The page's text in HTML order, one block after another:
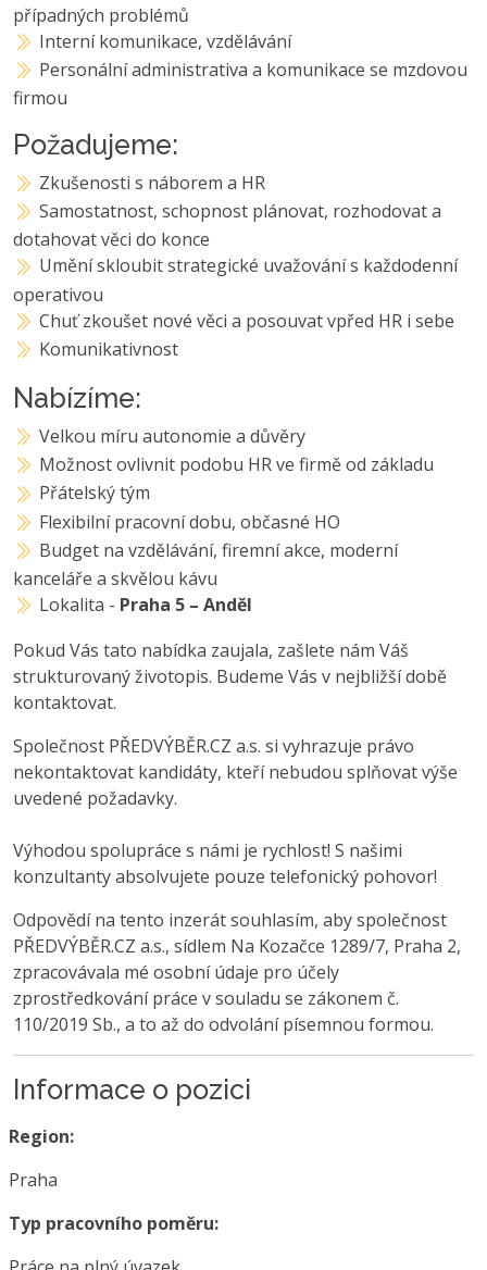
případných problémů
Interní komunikace, vzdělávání
Personální administrativa a komunikace se mzdovou
firmou
Požadujeme:
Zkušenosti s náborem a HR
Samostatnost, schopnost plánovat, rozhodovat a
dotahovat věci do konce
Umění skloubit strategické uvažování s každodenní
operativou
Chuť zkoušet nové věci a posouvat vpřed HR i sebe
Komunikativnost
Nabízíme:
Velkou míru autonomie a důvěry
Možnost ovlivnit podobu HR ve firmě od základu
Přátelský tým
Flexibilní pracovní dobu, občasné HO
Budget na vzdělávání, firemní akce, moderní
kanceláře a skvělou kávu
Lokalita - Praha 5 – Anděl
Pokud Vás tato nabídka zaujala, zašlete nám Váš
strukturovaný životopis. Budeme Vás v nejbližší době
kontaktovat.
Společnost PŘEDVÝBĚR.CZ a.s. si vyhrazuje právo
nekontaktovat kandidáty, kteří nebudou splňovat výše
uvedené požadavky.
Výhodou spolupráce s námi je rychlost! S našimi
konzultanty absolvujete pouze telefonický pohovor!
Odpovědí na tento inzerát souhlasím, aby společnost
PŘEDVÝBĚR.CZ a.s., sídlem Na Kozačce 1289/7, Praha 2,
zpracovávala mé osobní údaje pro účely
zprostředkování práce v souladu se zákonem č.
110/2019 Sb., a to až do odvolání písemnou formou.
Informace o pozici
Region:
Praha
Typ pracovního poměru: